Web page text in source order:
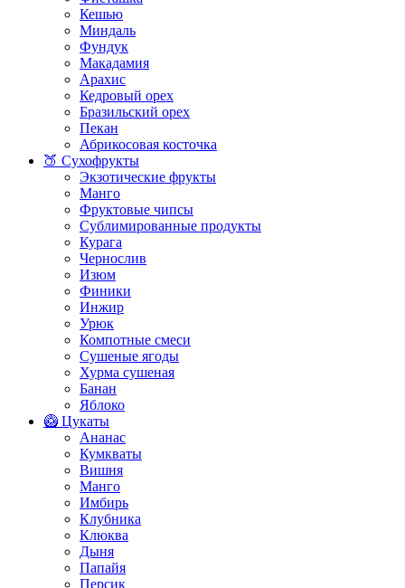
Кешью
Миндаль
Фундук
Макадамия
Арахис
Кедровый орех
Бразильский орех
Пекан
Абрикосовая косточка
🍑 Сухофрукты
Экзотические фрукты
Манго
Фруктовые чипсы
Сублимированные продукты
Курага
Чернослив
Изюм
Финики
Инжир
Урюк
Компотные смеси
Сушеные ягоды
Хурма сушеная
Банан
Яблоко
🥝 Цукаты
Ананас
Кумкваты
Вишня
Манго
Имбирь
Клубника
Клюква
Дыня
Папайя
Персик